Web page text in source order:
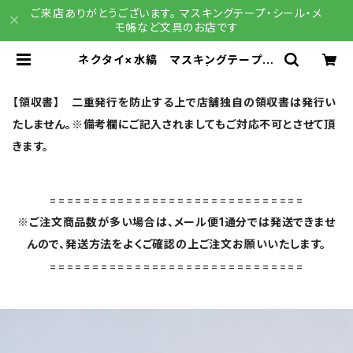
ご来店ありがとうございます。 マスキングテープ・シール・メ
モ帳など文具のお店です
ネクタイ×水縞 マスキングテープ
【領収書】 二重発行を防止する上で店舗独自の領収書は発行い
たしません。※備考欄にご記入されましてもご対応不可とさせて頂
きます。
==============================
※ご注文商品数が多い場合は、メール便1通分では発送できませ
んので、発送方法をよくご確認の上ご注文お願いいたします。
==============================